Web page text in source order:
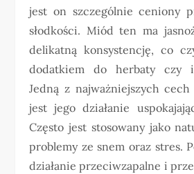
jest on szczególnie ceniony
słodkości. Miód ten ma
delikatną konsystencję, co
dodatkiem do herbaty czy
Jedną z najważniejszych
jest jego działanie
Często jest stosowany jako
problemy ze snem oraz stres.
działanie przeciwzapalne i